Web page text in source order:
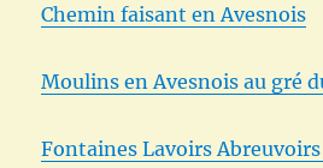
Chemin faisant en Avesnois
Moulins en Avesnois au gré
Fontaines Lavoirs Abreuvoirs